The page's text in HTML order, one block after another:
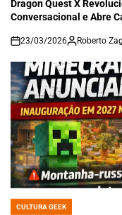
Dragon Quest X
Conversacional e Abre
on
23/03/2026 Roberto
POSTED
CULTURA GEEK